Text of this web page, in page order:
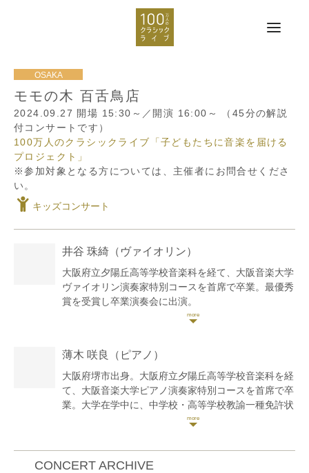
モモの木 百舌鳥店
2024.09.27 開場 15:30～／開演 16:00～
（45分の解説
付コンサートです）
100万人のクラシックライブ「子どもたちに音楽を届ける
プロジェクト」
※参加対象となる方については、主催者にお問合せくださ
い。
キッズコンサート
井谷 珠綺 （ヴァイオリン）
大阪府立夕陽丘高等学校音楽科を経て、大阪音楽大学
ヴァイオリン演奏家特別コースを首席で卒業。最優秀
賞を受賞し卒業演奏会に出演。
在学中、第29回ザ・コンチェルト・コンサートのソリ
フォルクヴァング芸術大学にて半年間研鑽を積む。
第43回霧島国際音楽祭にてフランク=ミヒャエル・エ
ルベン氏(ライプツィヒ・ゲヴァントハウス管弦楽団
第1コンサートマスター)のマスタークラスを修了。
2023年ヴォルフガング・ザワリッシュ・ミュージッ
第31回日本クラシック音楽コンクール室内楽部門全国
薄木 咲良 （ピアノ）
大阪府堺市出身。大阪府立夕陽丘高等学校音楽科を経
て、大阪音楽大学ピアノ演奏家特別コースを首席で卒
業。大学在学中に、中学校・高等学校教諭一種免許状
(音楽)、リトミック初級・中級指導資格を取得。
レミアムコンサート優秀賞(最優秀賞該当者なし)など
を受賞。第58回堺市博物館コンサート、第60回自泉
CONCERT ARCHIVE